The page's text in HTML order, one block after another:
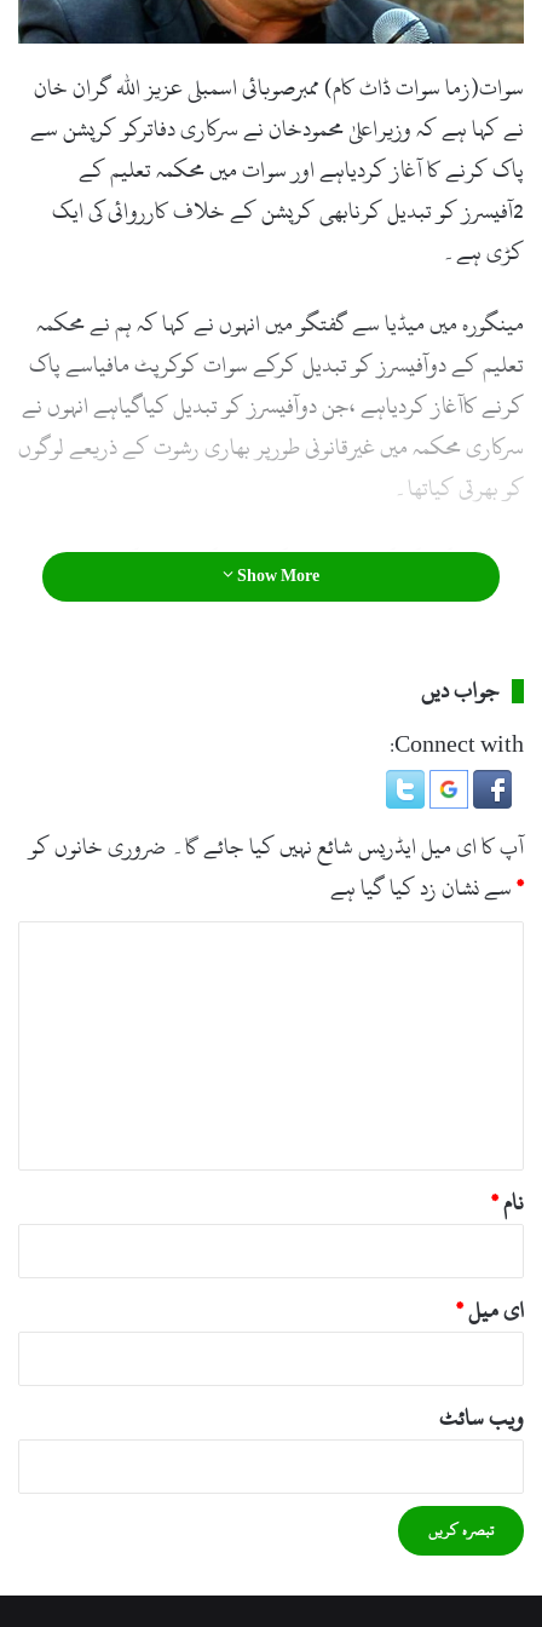
l
سوات(زما سوات ڈاٹ کام) ممبرصوبائی اسمبلی عزیز اللہ گران خان
نے کہا ہے کہ وزیراعلیٰ محمودخان نے سرکاری دفاترکو کرپشن سے
پاک کرنے کا آغاز کردیاہے اور سوات میں محکمہ تعلیم کے
2آفیسرز کو تبدیل کرنابھی کرپشن کے خلاف کارروائی کی ایک
کڑی ہے۔
مینگورہ میں میڈیا سے گفتگو میں انہوں نے کہا کہ ہم نے محکمہ
تعلیم کے دوآفیسرز کو تبدیل کرکے سوات کوکرپٹ مافیاسے پاک
کرنے کاآغاز کردیاہے ،جن دوآفیسرز کو تبدیل کیاگیاہے انہوں نے
سرکاری محکمہ میں غیرقانونی طورپر بھاری رشوت کے ذریعے لوگوں
کو بھرتی کیاتھا۔
انہوں نے کہا کہ کرپٹ عناصر کے ساتھ کسی قسم کی رعایت نہیں
کی جائے گی اور کرپشن کے خلاف جنگ جاری رہے گی ۔
Show More
جواب دیں
Connect with:
آپ کا ای میل ایڈریس شائع نہیں کیا جائے گا۔ ضروری خانوں کو
*سے نشان زد کیا گیا ہے
نام*
ای میل*
ویب‌ سائٹ